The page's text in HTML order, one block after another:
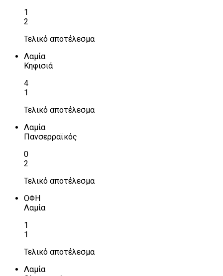
1
2
Τελικό αποτέλεσμα
Λαμία
Κηφισιά
4
1
Τελικό αποτέλεσμα
Λαμία
Πανσερραϊκός
0
2
Τελικό αποτέλεσμα
ΟΦΗ
Λαμία
1
1
Τελικό αποτέλεσμα
Λαμία